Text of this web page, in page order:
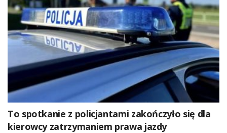
To spotkanie z policjantami zakończyło się dla
kierowcy zatrzymaniem prawa jazdy